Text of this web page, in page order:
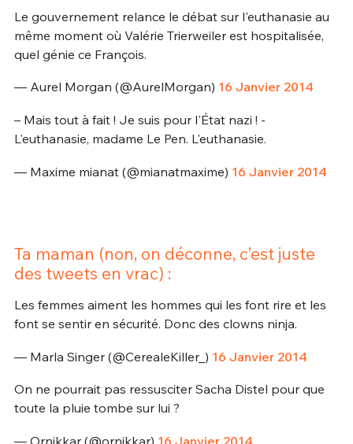
Le gouvernement relance le débat sur l'euthanasie au
même moment où Valérie Trierweiler est hospitalisée,
quel génie ce François.
— Aurel Morgan (@AurelMorgan) 16 Janvier 2014
– Mais tout à fait ! Je suis pour l'État nazi ! -
L'euthanasie, madame Le Pen. L'euthanasie.
— Maxime mianat (@mianatmaxime) 16 Janvier 2014
Ta maman (non, on déconne, c’est juste
des tweets en vrac) :
Les femmes aiment les hommes qui les font rire et les
font se sentir en sécurité. Donc des clowns ninja.
— Marla Singer (@CerealeKiller_) 16 Janvier 2014
On ne pourrait pas ressusciter Sacha Distel pour que
toute la pluie tombe sur lui ?
— Ornikkar (@ornikkar) 16 Janvier 2014